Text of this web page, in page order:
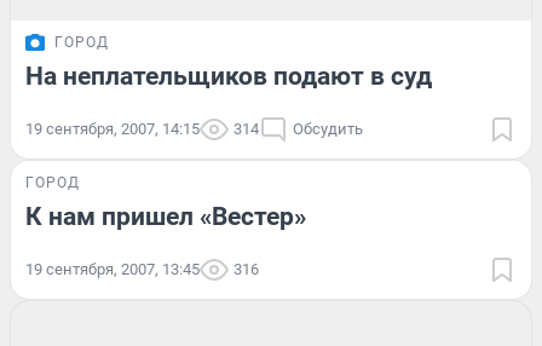
ГОРОД
На неплательщиков подают в суд
19 сентября, 2007, 14:15 314 Обсудить
ГОРОД
К нам пришел «Вестер»
19 сентября, 2007, 13:45 316